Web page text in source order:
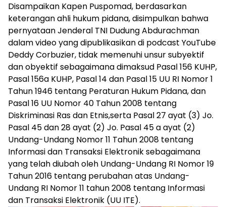
Disampaikan Kapen Puspomad, berdasarkan
keterangan ahli hukum pidana, disimpulkan bahwa
pernyataan Jenderal TNI Dudung Abdurachman
dalam video yang dipublikasikan di podcast YouTube
Deddy Corbuzier, tidak memenuhi unsur subyektif
dan obyektif sebagaimana dimaksud Pasal 156 KUHP,
Pasal 156a KUHP, Pasal 14 dan Pasal 15 UU RI Nomor 1
Tahun 1946 tentang Peraturan Hukum Pidana, dan
Pasal 16 UU Nomor 40 Tahun 2008 tentang
Diskriminasi Ras dan Etnis,serta Pasal 27 ayat (3) Jo.
Pasal 45 dan 28 ayat (2) Jo. Pasal 45 a ayat (2)
Undang-Undang Nomor 11 Tahun 2008 tentang
Informasi dan Transaksi Elektronik sebagaimana
yang telah diubah oleh Undang-Undang RI Nomor 19
Tahun 2016 tentang perubahan atas Undang-
Undang RI Nomor 11 tahun 2008 tentang Informasi
dan Transaksi Elektronik (UU ITE).